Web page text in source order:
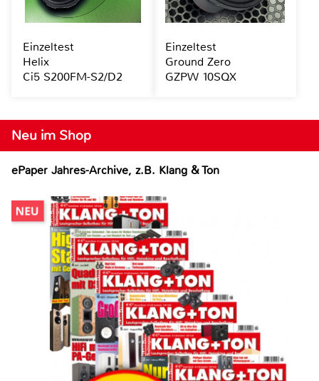
Neu im Shop
ePaper Jahres-Archive, z.B. Klang & Ton
Einzeltest
Helix
Ci5 S200FM-S2/D2
Einzeltest
Ground Zero
GZPW 10SQX